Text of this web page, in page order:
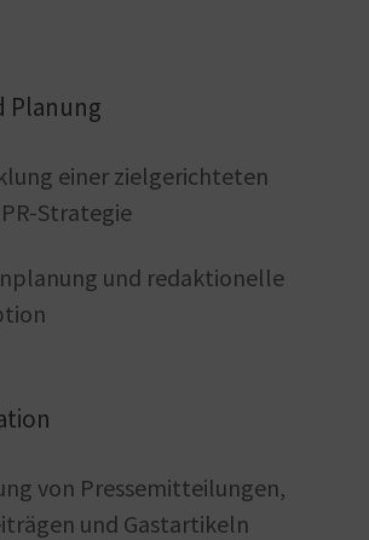
Planung
einer zielgerichteten
Strategie
und redaktionelle
von Pressemitteilungen,
und Gastartikeln